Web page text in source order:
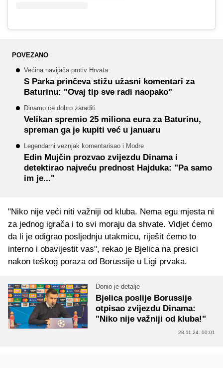
POVEZANO
Većina navijača protiv Hrvata
S Parka prinčeva stižu užasni komentari za
Baturinu: "Ovaj tip sve radi naopako"
Dinamo će dobro zaraditi
Velikan spremio 25 miliona eura za Baturinu,
spreman ga je kupiti već u januaru
Legendarni veznjak komentarisao i Modre
Edin Mujčin prozvao zvijezdu Dinama i
detektirao najveću prednost Hajduka: "Pa samo
im je..."
"Niko nije veći niti važniji od kluba. Nema egu mjesta ni
za jednog igrača i to svi moraju da shvate. Vidjet ćemo
da li je odigrao posljednju utakmicu, riješit ćemo to
interno i obavijestit vas", rekao je Bjelica na presici
nakon teškog poraza od Borussije u Ligi prvaka.
Donio je detalje
Bjelica poslije Borussije
otpisao zvijezdu Dinama:
"Niko nije važniji od kluba!"
28.11.24. 00:01